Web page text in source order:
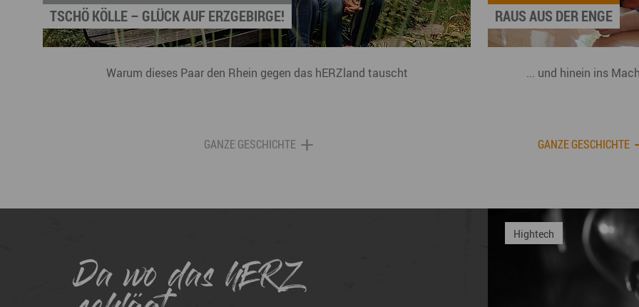
TSCHÖ KÖLLE – GLÜCK AUF ERZGEBIRGE!
Warum dieses Paar den Rhein gegen das hERZland tauscht
GANZE GESCHICHTE
RAUS AUS DER ENGE
... und hinein ins
GANZE GESCHICHTE
Da wo das hERZ
Industrie